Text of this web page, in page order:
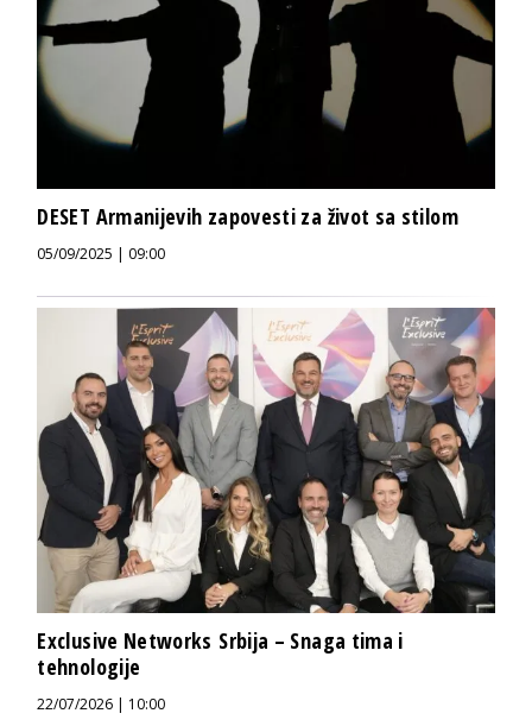
DESET Armanijevih zapovesti za život sa stilom
05/09/2025 | 09:00
Exclusive Networks Srbija – Snaga tima i
tehnologije
22/07/2026 | 10:00